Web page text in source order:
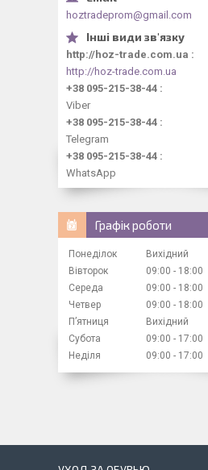
hoztradeprom@gmail.com
http://hoz-trade.com.ua
http://hoz-trade.com.ua
+38 095-215-38-44
Viber
+38 095-215-38-44
Telegram
+38 095-215-38-44
WhatsApp
Графік роботи
Понеділок
Вихідний
Вівторок
09:00
18:00
Середа
09:00
18:00
Четвер
09:00
18:00
Пʼятниця
Вихідний
Субота
09:00
17:00
Неділя
09:00 17:00